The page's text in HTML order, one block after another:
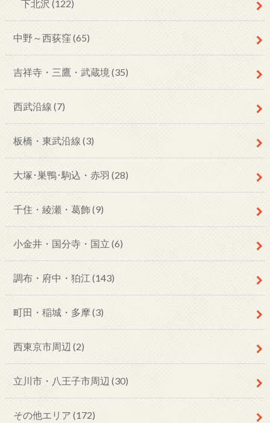
下北沢 (122)
中野～西荻窪 (65)
吉祥寺・三鷹・武蔵境 (35)
西武沿線 (7)
板橋・東武沿線 (3)
大塚･巣鴨･駒込・赤羽 (28)
千住・綾瀬・葛飾(9)
小金井・国分寺・国立 (6)
調布・府中・狛江 (143)
町田・稲城・多摩 (3)
西東京市周辺 (2)
立川市・八王子市周辺 (30)
その他エリア (172)